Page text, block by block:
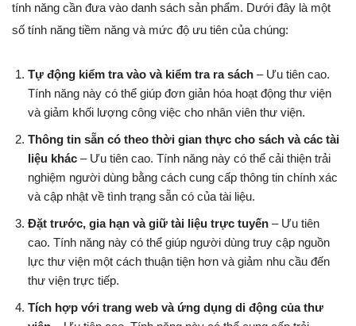
tính năng cần đưa vào danh sách sản phẩm. Dưới đây là một
số tính năng tiềm năng và mức độ ưu tiên của chúng:
Tự động kiểm tra vào và kiểm tra ra sách – Ưu tiên cao.
Tính năng này có thể giúp đơn giản hóa hoạt động thư viện
và giảm khối lượng công việc cho nhân viên thư viện.
Thông tin sẵn có theo thời gian thực cho sách và các tài
liệu khác – Ưu tiên cao. Tính năng này có thể cải thiện trải
nghiệm người dùng bằng cách cung cấp thông tin chính xác
và cập nhật về tình trạng sẵn có của tài liệu.
Đặt trước, gia hạn và giữ tài liệu trực tuyến – Ưu tiên
cao. Tính năng này có thể giúp người dùng truy cập nguồn
lực thư viện một cách thuận tiện hơn và giảm nhu cầu đến
thư viện trực tiếp.
Tích hợp với trang web và ứng dụng di động của thư